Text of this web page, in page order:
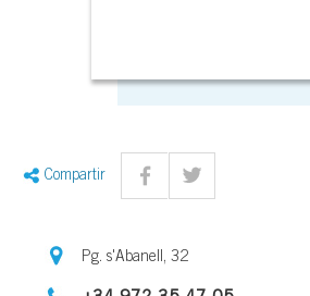
Compartir
Pg. s'Abanell, 32